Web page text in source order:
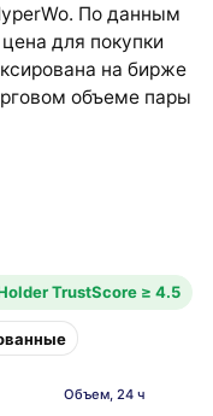
По данным
для покупки
на бирже
объеме пары
TrustScore ≥ 4.5
Объем, 24 ч